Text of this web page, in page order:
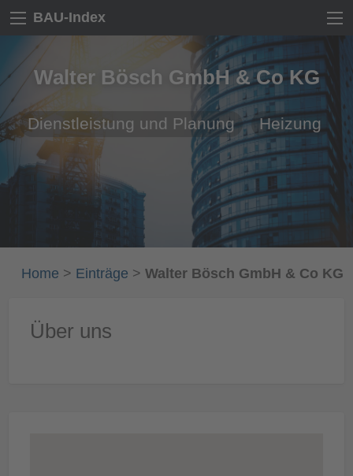
BAU-Index
Walter Bösch GmbH & Co KG
Dienstleistung und Planung Heizung
Home > Einträge > Walter Bösch GmbH & Co KG
Über uns